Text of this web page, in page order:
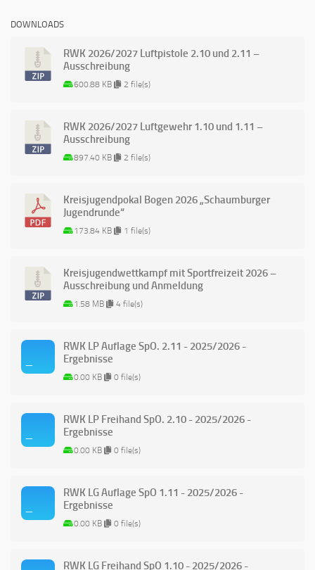
DOWNLOADS
RWK 2026/2027 Luftpistole 2.10 und 2.11 –
Ausschreibung
600.88 KB 2 file(s)
RWK 2026/2027 Luftgewehr 1.10 und 1.11 –
Ausschreibung
897.40 KB 2 file(s)
Kreisjugendpokal Bogen 2026 „Schaumburger
Jugendrunde“
173.84 KB 1 file(s)
Kreisjugendwettkampf mit Sportfreizeit 2026 –
Ausschreibung und Anmeldung
1.58 MB 4 file(s)
RWK LP Auflage SpO. 2.11 - 2025/2026 -
Ergebnisse
0.00 KB 0 file(s)
RWK LP Freihand SpO. 2.10 - 2025/2026 -
Ergebnisse
0.00 KB 0 file(s)
RWK LG Auflage SpO 1.11 - 2025/2026 -
Ergebnisse
0.00 KB 0 file(s)
RWK LG Freihand SpO 1.10 - 2025/2026 -